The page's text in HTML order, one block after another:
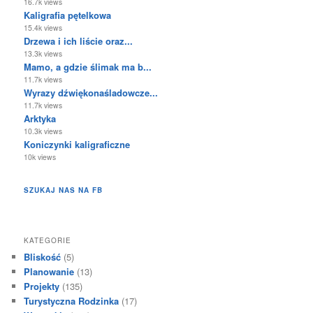
Kaligrafia pętelkowa
15.4k views
Drzewa i ich liście oraz...
13.3k views
Mamo, a gdzie ślimak ma b...
11.7k views
Wyrazy dźwiękonaśladowcze...
11.7k views
Arktyka
10.3k views
Koniczynki kaligraficzne
10k views
SZUKAJ NAS NA FB
KATEGORIE
Bliskość (5)
Planowanie (13)
Projekty (135)
Turystyczna Rodzinka (17)